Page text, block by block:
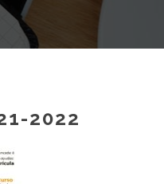
2022